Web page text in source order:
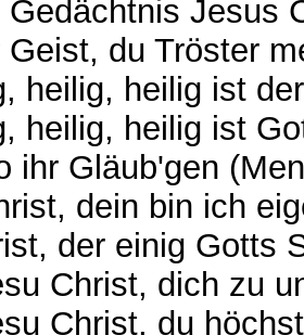
Gedächtnis
Geist, du Tröster
heilig, heilig ist
heilig, heilig ist
ihr Gläub'gen
dein bin ich
der einig Gotts
Christ, dich zu
Christ, du